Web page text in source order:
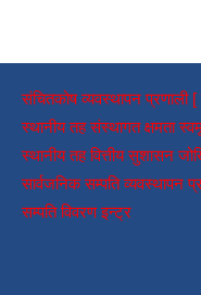
संचितकोष व्यवस्थापन
स्थानीय तह संस्थागत क्षमता
स्थानीय तह वित्तीय सुशासन
सार्वजनिक सम्पति व्यवस्थापन
सम्पति विवरण इन्ट्र